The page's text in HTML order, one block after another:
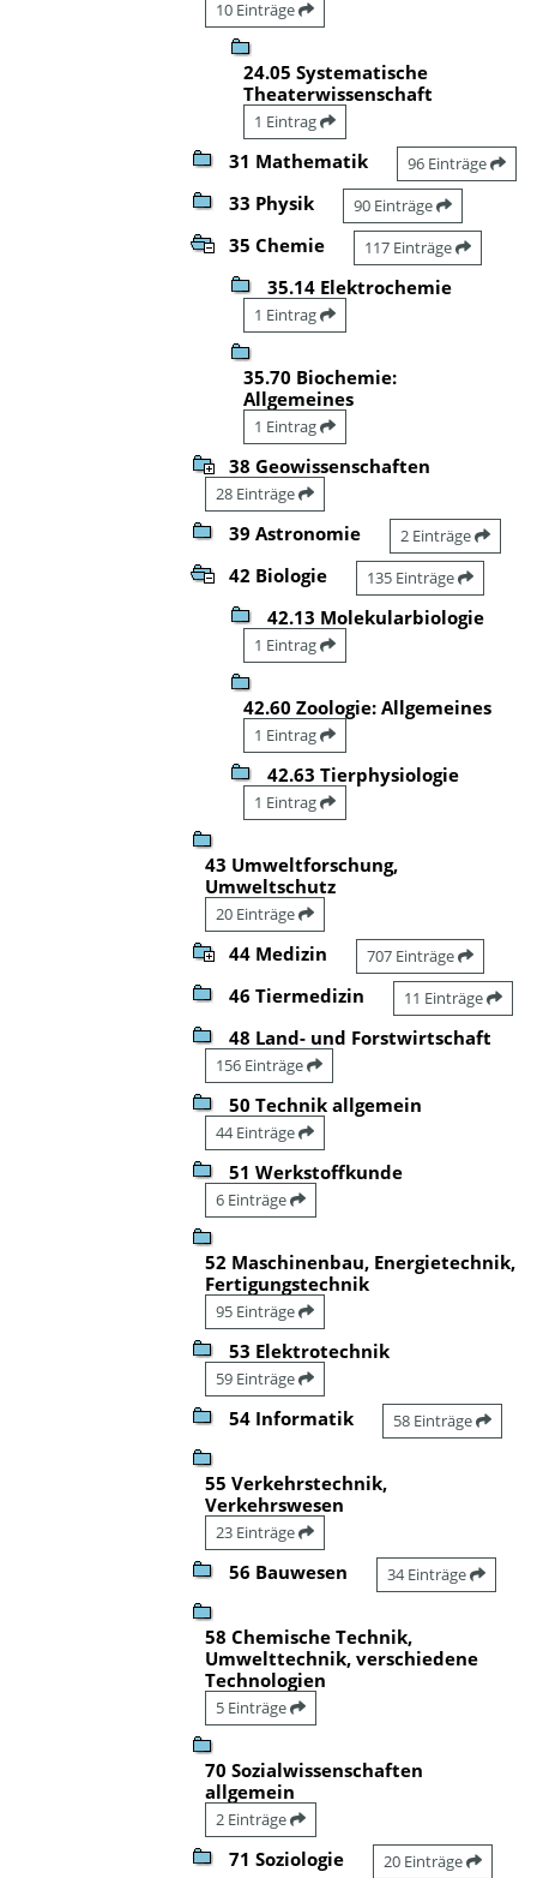
10 Einträge
24.05 Systematische
Theaterwissenschaft
1 Eintrag
31 Mathematik 96 Einträge
33 Physik 90 Einträge
35 Chemie 117 Einträge
35.14 Elektrochemie
1 Eintrag
35.70 Biochemie:
Allgemeines
1 Eintrag
38 Geowissenschaften
28 Einträge
39 Astronomie 2 Einträge
42 Biologie 135 Einträge
42.13 Molekularbiologie
1 Eintrag
42.60 Zoologie: Allgemeines
1 Eintrag
42.63 Tierphysiologie
1 Eintrag
43 Umweltforschung,
Umweltschutz
20 Einträge
44 Medizin 707 Einträge
46 Tiermedizin 11 Einträge
48 Land- und Forstwirtschaft
156 Einträge
50 Technik allgemein
44 Einträge
51 Werkstoffkunde
6 Einträge
52 Maschinenbau, Energietechnik,
Fertigungstechnik
95 Einträge
53 Elektrotechnik
59 Einträge
54 Informatik 58 Einträge
55 Verkehrstechnik,
Verkehrswesen
23 Einträge
56 Bauwesen 34 Einträge
58 Chemische Technik,
Umwelttechnik, verschiedene
Technologien
5 Einträge
70 Sozialwissenschaften
allgemein
2 Einträge
71 Soziologie 20 Einträge